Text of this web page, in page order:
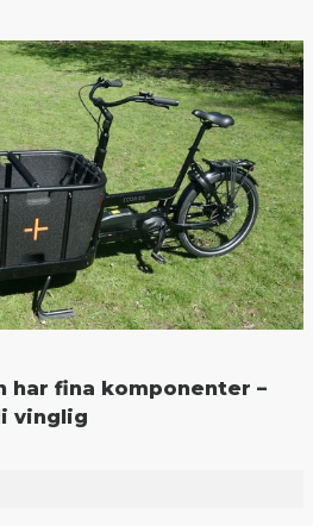
har fina komponenter –
vinglig